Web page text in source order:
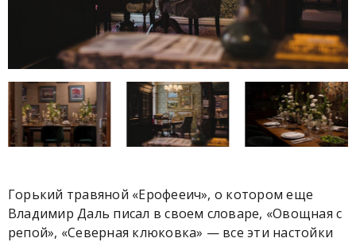
Горький травяной «Ерофееич», о котором еще
Владимир Даль писал в своем словаре, «Овощная с
репой», «Северная клюковка» — все эти настойки